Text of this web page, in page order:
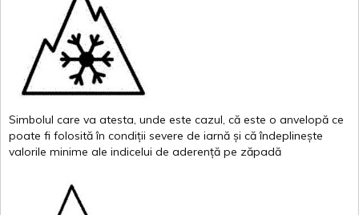
Simbolul care va atesta, unde este cazul, că este o anvelopă ce
poate fi folosită în condiții severe de iarnă și că îndeplinește
valorile minime ale indicelui de aderență pe zăpadă